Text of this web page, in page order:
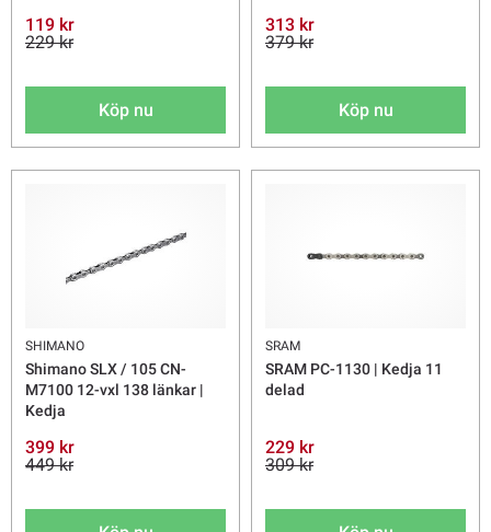
119 kr
229 kr
Köp nu
313 kr
379 kr
Köp nu
SHIMANO
Shimano SLX / 105 CN-
M7100 12-vxl 138 länkar |
Kedja
399 kr
449 kr
SRAM
SRAM PC-1130 | Kedja 11
delad
229 kr
309 kr